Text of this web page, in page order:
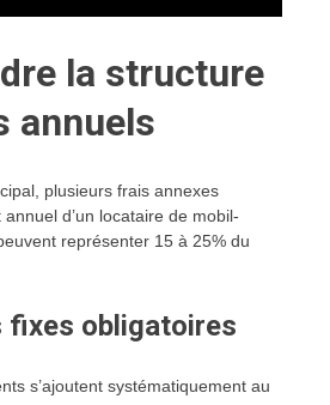
la structure
annuels
plusieurs frais annexes
d’un locataire de mobil-
représenter 15 à 25% du
fixes obligatoires
s’ajoutent systématiquement au